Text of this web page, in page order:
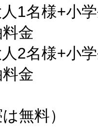
名様+小学
金
名様+小学
金
無料）